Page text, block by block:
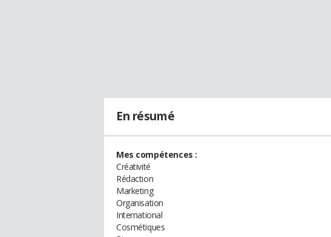
En résumé
Mes compétences :
Créativité
Rédaction
Marketing
Organisation
International
Cosmétiques